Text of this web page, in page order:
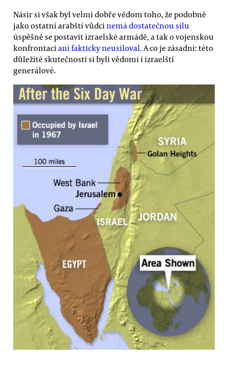
Násir si však byl velmi dobře vědom toho, že podobně
jako ostatní arabští vůdcinemá dostatečnou sílu
úspěšně se postavit izraelské armádě, a tak o vojenskou
konfrontaciani fakticky neusiloval. A co je zásadní: této
důležité skutečnosti si byli vědomi i izraelští
generálové.